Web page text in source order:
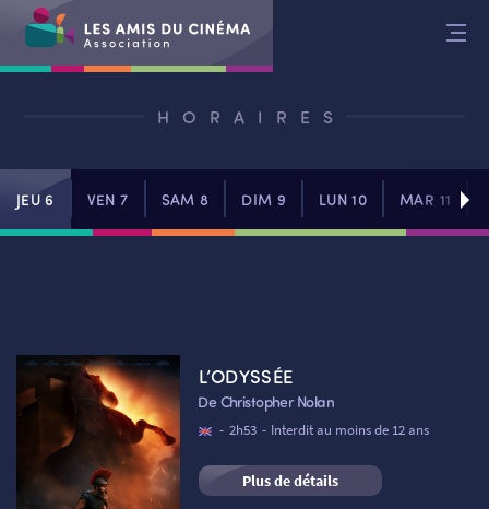
HORAIRES
JEU 6 VEN 7 SAM 8 DIM 9 LUN 10 MAR 11
L’ODYSSÉE
De Christopher Nolan
- 2h53 - Interdit au moins de 12 ans
Plus de détails